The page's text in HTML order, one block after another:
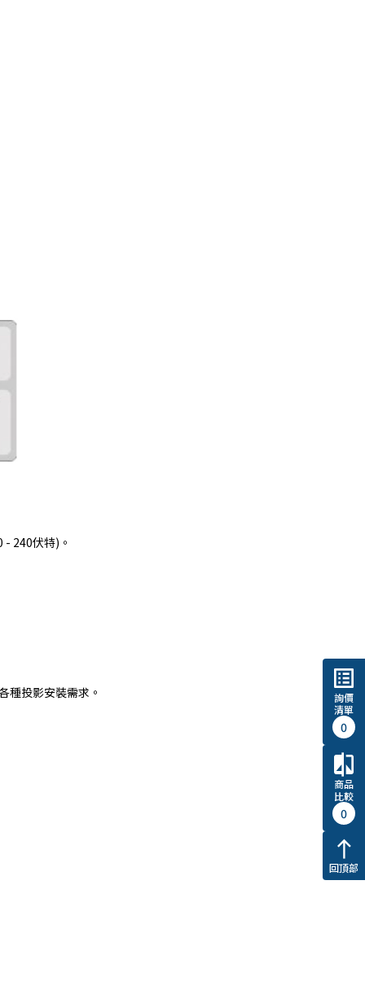
240伏特)。
種投影安裝需求。
list_alt
詢價
清單
0
compare
商品
比較
0
north
回頂部